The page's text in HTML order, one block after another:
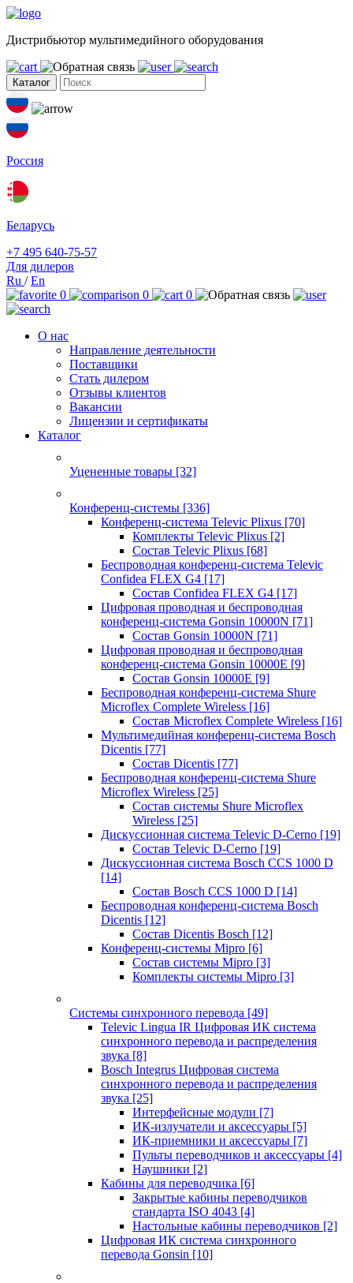
Дистрибьютор мультимедийного оборудования
Каталог
Россия
Беларусь
+7 495 640-75-57
Для дилеров
Ru /En
0
0 0
О нас
Направление деятельности
Поставщики
Стать дилером
Отзывы клиентов
Вакансии
Лицензии и сертификаты
Каталог
Уцененные товары [32]
Конференц-системы [336]
Конференц-система Televic Plixus [70]
Комплекты Televic Plixus [2]
Состав Televic Plixus [68]
Беспроводная конференц-система Televic
Confidea FLEX G4 [17]
Состав Confidea FLEX G4 [17]
Цифровая проводная и беспроводная
конференц-система Gonsin 10000N [71]
Состав Gonsin 10000N [71]
Цифровая проводная и беспроводная
конференц-система Gonsin 10000E [9]
Состав Gonsin 10000E [9]
Беспроводная конференц-система Shure
Microflex Complete Wireless [16]
Состав Microflex Complete Wireless [16]
Мультимедийная конференц-система Bosch
Dicentis [77]
Состав Dicentis [77]
Беспроводная конференц-система Shure
Microflex Wireless [25]
Состав системы Shure Microflex
Wireless [25]
Дискуссионная система Televic D-Cerno [19]
Состав Televic D-Cerno [19]
Дискуссионная система Bosch CCS 1000 D
[14]
Состав Bosch CCS 1000 D [14]
Беспроводная конференц-система Bosch
Dicentis [12]
Состав Dicentis Bosch [12]
Конференц-системы Mipro [6]
Состав системы Mipro [3]
Комплекты системы Mipro [3]
Системы синхронного перевода [49]
Televic Lingua IR Цифровая ИК система
синхронного перевода и распределения
звука [8]
Bosch Integrus Цифровая система
синхронного перевода и распределения
звука [25]
Интерфейсные модули [7]
ИК-излучатели и аксессуары [5]
ИК-приемники и аксессуары [7]
Пульты переводчиков и аксессуары [4]
Наушники [2]
Кабины для переводчика [6]
Закрытые кабины переводчиков
стандарта ISO 4043 [4]
Настольные кабины переводчиков [2]
Цифровая ИК система синхронного
перевода Gonsin [10]